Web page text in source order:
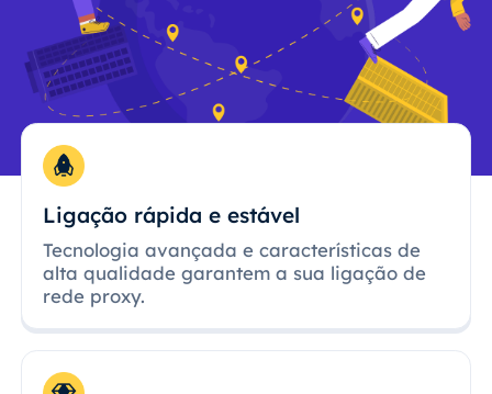
Ligação rápida e estável
Tecnologia avançada e características de
alta qualidade garantem a sua ligação de
rede proxy.